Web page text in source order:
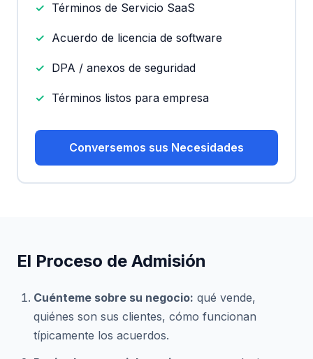
Términos de Servicio SaaS
Acuerdo de licencia de software
DPA / anexos de seguridad
Términos listos para empresa
Conversemos sus Necesidades
El Proceso de Admisión
Cuénteme sobre su negocio: qué vende,
quiénes son sus clientes, cómo funcionan
típicamente los acuerdos.